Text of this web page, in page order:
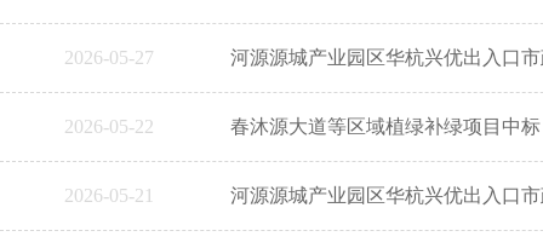
2026-05-27 河源源城产业园区华杭兴优出入口
2026-05-22 春沐源大道等区域植绿补绿项目中
2026-05-21 河源源城产业园区华杭兴优出入口